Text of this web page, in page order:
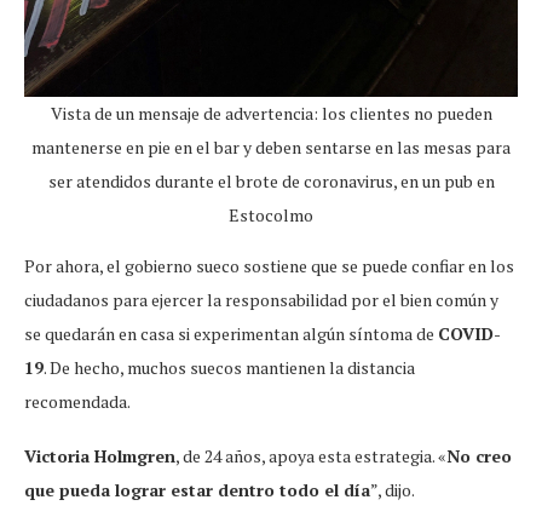
Vista de un mensaje de advertencia: los clientes no pueden
mantenerse en pie en el bar y deben sentarse en las mesas para
ser atendidos durante el brote de coronavirus, en un pub en
Estocolmo
Por ahora, el gobierno sueco sostiene que se puede confiar en los
ciudadanos para ejercer la responsabilidad por el bien común y
se quedarán en casa si experimentan algún síntoma de COVID-
19. De hecho, muchos suecos mantienen la distancia
recomendada.
Victoria Holmgren, de 24 años, apoya esta estrategia. «No creo
que pueda lograr estar dentro todo el día”, dijo.